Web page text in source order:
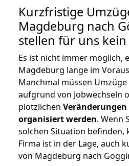
Kurzfristige
Magdeburg nach
stellen für uns
Es ist nicht immer möglich,
Magdeburg lange im
Manchmal müssen
aufgrund von Jobwechseln
plötzlichen
organisiert werden. Wenn
solchen Situation befinden,
Firma ist in der Lage, auch
von Magdeburg nach